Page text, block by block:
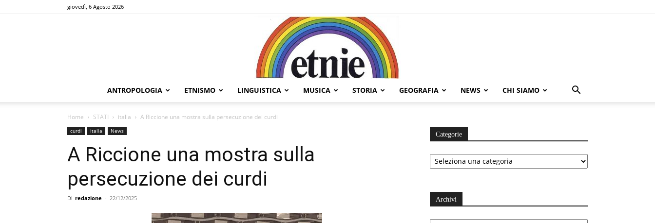
giovedì, 6 Agosto 2026
ANTROPOLOGIA ETNISMO LINGUISTICA MUSICA STORIA GEOGRAFIA NEWS CHI SIAMO
Home STATI italia A Riccione una mostra sulla persecuzione dei curdi
curdi italia News
A Riccione una mostra sulla
persecuzione dei curdi
Di redazione - 22/12/2025
Categorie
Categorie
Archivi
Archivi